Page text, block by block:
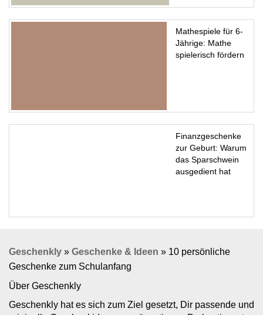
Mathespiele für 6-
Jährige: Mathe
spielerisch fördern
Finanzgeschenke
zur Geburt: Warum
das Sparschwein
ausgedient hat
Geschenkly » Geschenke & Ideen » 10 persönliche
Geschenke zum Schulanfang
Über Geschenkly
Geschenkly hat es sich zum Ziel gesetzt, Dir passende und